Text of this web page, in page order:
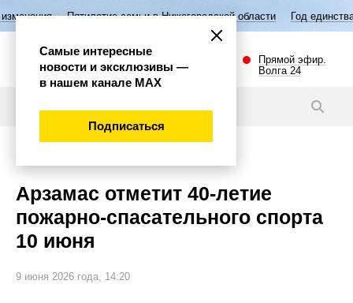
семьи в Нижегородской области Год единства народов России
Прямой эфир.
Волга 24
Арзамас отметит 40-летие
пожарно-спасательного спорта
10 июня
9 июня 2026 года, 14:20
Самые интересные
новости и эксклюзивы —
в нашем канале МАХ
Подписаться